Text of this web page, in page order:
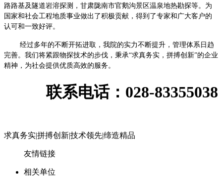
路路基及隧道岩溶探测，甘肃陇南市官鹅沟景区温泉地热勘探等。为
国家和社会工程地质事业做出了积极贡献，得到了专家和广大客户的
认可和一致好评。
经过多年的不断开拓进取，我院的实力不断提升，管理体系日趋
完善。我们将紧跟物探技术的步伐，秉承“求真务实，拼搏创新”的企业
精神，为社会提供优质高效的服务。
联系电话：028-83355038
求真务实|拼搏创新|技术领先|缔造精品
友情链接
相关单位